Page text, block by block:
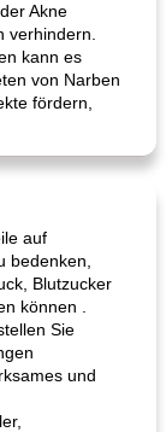
Akne
verhindern.
kann es
von Narben
fördern,
auf
bedenken,
Blutzucker
können .
Sie
und